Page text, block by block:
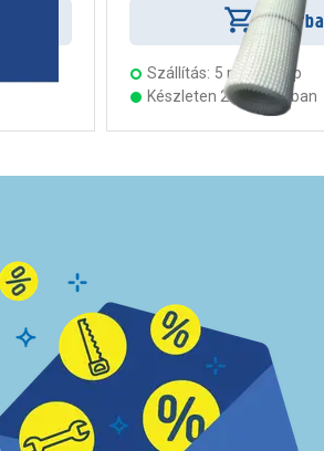
Kosárba
Szállítás: 5 munkanap
Készleten 22 áruházban